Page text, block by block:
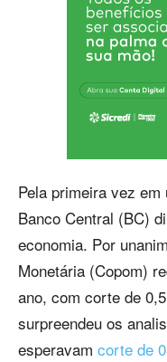
Pela primeira vez
Banco Central (BC)
economia. Por
Monetária (Copom)
ano, com corte de
surpreendeu os
esperavam corte de